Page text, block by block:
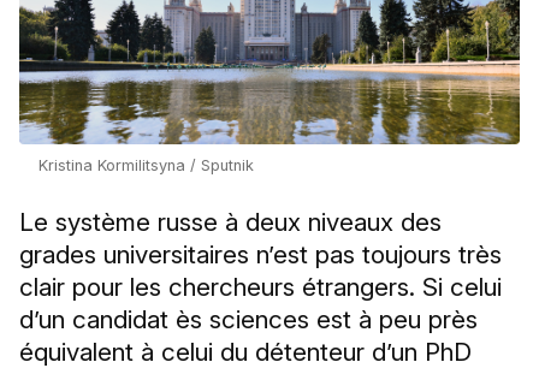
Kristina Kormilitsyna / Sputnik
Le système russe à deux niveaux des
grades universitaires n’est pas toujours très
clair pour les chercheurs étrangers. Si celui
d’un candidat ès sciences est à peu près
équivalent à celui du détenteur d’un PhD